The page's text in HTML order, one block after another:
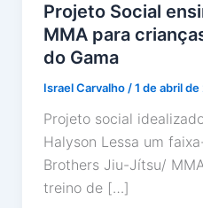
Projeto Social
MMA para
do Gama
Israel Carvalho /1 de abril de
Projeto social
Halyson Lessa um
Brothers Jiu-Jítsu/
treino de […]